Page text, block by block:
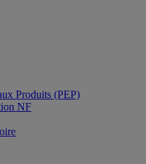
Produits (PEP)
NF